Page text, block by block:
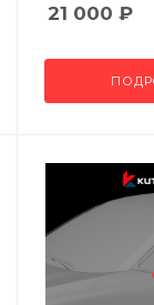
21 000 ₽